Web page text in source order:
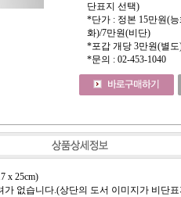
단표지 선택)
*단가 : 정본 15만원(
화)/7만원(비단)
*포갑 개당 3만원(별도
*문의 : 02-453-1040
x 25cm)
없습니다.(상단의 도서 이미지가 비단